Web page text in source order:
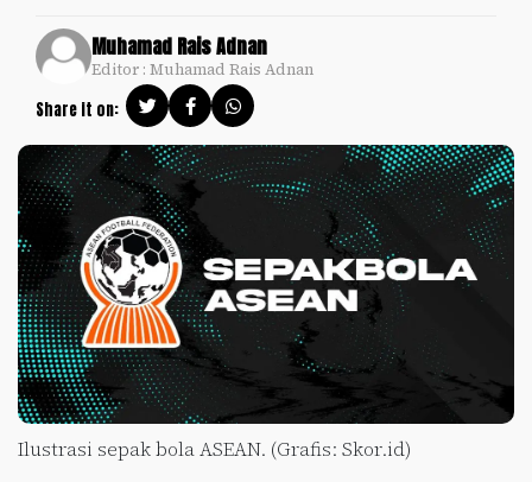
Muhamad Rais Adnan
Editor : Muhamad Rais Adnan
Share it on:
Ilustrasi sepak bola ASEAN. (Grafis: Skor.id)
SKOR
Kami